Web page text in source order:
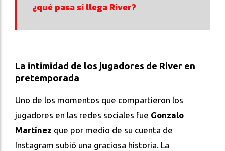
¿qué pasa si llega River?
La intimidad de los jugadores de River en
pretemporada
Uno de los momentos que compartieron los
jugadores en las redes sociales fue Gonzalo
Martínez que por medio de su cuenta de
Instagram subió una graciosa historia. La